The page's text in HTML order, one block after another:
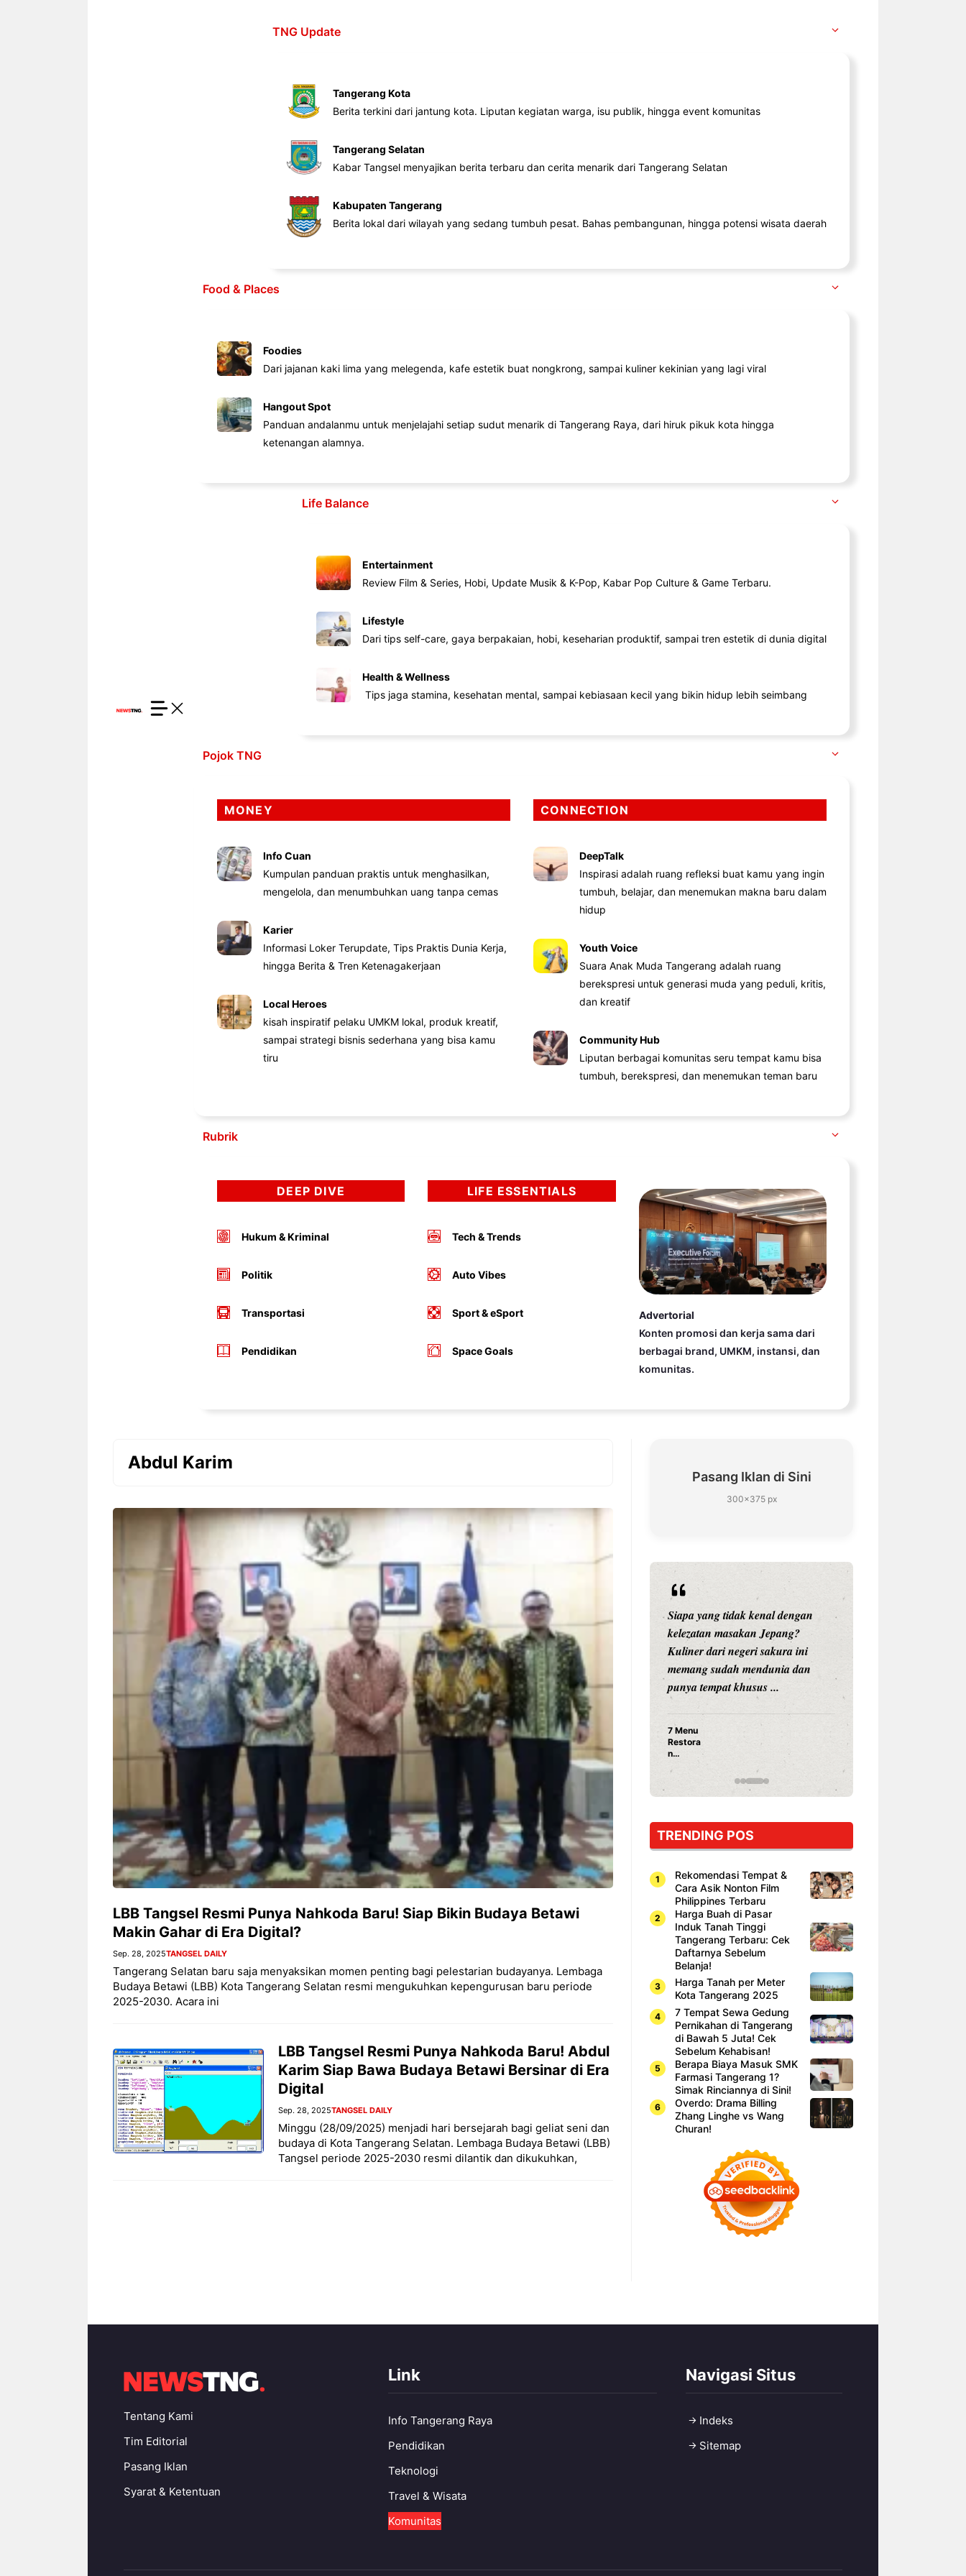
TNG Update
Tangerang Kota
Berita terkini dari jantung kota. Liputan kegiatan warga, isu publik, hingga event komunitas
Tangerang Selatan
Kabar Tangsel menyajikan berita terbaru dan cerita menarik dari Tangerang Selatan
Kabupaten Tangerang
Berita lokal dari wilayah yang sedang tumbuh pesat. Bahas pembangunan, hingga potensi wisata daerah
Food & Places
Foodies
Dari jajanan kaki lima yang melegenda, kafe estetik buat nongkrong, sampai kuliner kekinian yang lagi viral
Hangout Spot
Panduan andalanmu untuk menjelajahi setiap sudut menarik di Tangerang Raya, dari hiruk pikuk kota hingga
ketenangan alamnya.
Life Balance
Entertainment
Review Film & Series, Hobi, Update Musik & K-Pop, Kabar Pop Culture & Game Terbaru.
Lifestyle
Dari tips self-care, gaya berpakaian, hobi, keseharian produktif, sampai tren estetik di dunia digital
Health & Wellness
Tips jaga stamina, kesehatan mental, sampai kebiasaan kecil yang bikin hidup lebih seimbang
Pojok TNG
MONEY
Info Cuan
Kumpulan panduan praktis untuk menghasilkan,
mengelola, dan menumbuhkan uang tanpa cemas
Karier
Informasi Loker Terupdate, Tips Praktis Dunia Kerja,
hingga Berita & Tren Ketenagakerjaan
Local Heroes
kisah inspiratif pelaku UMKM lokal, produk kreatif,
sampai strategi bisnis sederhana yang bisa kamu
tiru
CONNECTION
DeepTalk
Inspirasi adalah ruang refleksi buat kamu yang ingin
tumbuh, belajar, dan menemukan makna baru dalam
hidup
Youth Voice
Suara Anak Muda Tangerang adalah ruang
berekspresi untuk generasi muda yang peduli, kritis,
dan kreatif
Community Hub
Liputan berbagai komunitas seru tempat kamu bisa
tumbuh, berekspresi, dan menemukan teman baru
Rubrik
DEEP DIVE
Hukum & Kriminal
Politik
Transportasi
Pendidikan
LIFE ESSENTIALS
Tech & Trends
Auto Vibes
Sport & eSport
Space Goals
Advertorial
Konten promosi dan kerja sama dari
berbagai brand, UMKM, instansi, dan
komunitas.
Abdul Karim
LBB Tangsel Resmi Punya Nahkoda Baru! Siap Bikin Budaya Betawi
Makin Gahar di Era Digital?
Sep. 28, 2025TANGSEL DAILY
Tangerang Selatan baru saja menyaksikan momen penting bagi pelestarian budayanya. Lembaga
Budaya Betawi (LBB) Kota Tangerang Selatan resmi mengukuhkan kepengurusan baru periode
2025-2030. Acara ini
LBB Tangsel Resmi Punya Nahkoda Baru! Abdul
Karim Siap Bawa Budaya Betawi Bersinar di Era
Digital
Sep. 28, 2025TANGSEL DAILY
Minggu (28/09/2025) menjadi hari bersejarah bagi geliat seni dan
budaya di Kota Tangerang Selatan. Lembaga Budaya Betawi (LBB)
Tangsel periode 2025-2030 resmi dilantik dan dikukuhkan,
Pasang Iklan di Sini
300×375 px
Siapa sangka, dua nama besar di
dunia hiburan, Nunung Srimulat
dan Vicky Prasetyo, kini merambah
dunia kuliner dengan membuka
Nunung Srimulat & Vicky
Prasetyo Buka Restoran
Ayam Panggang! Cuma Rp
15 Ribu, Resep Rahasia
Bandung – Menyambut pergantian
tahun 2026, restoran all you can
eat Kakkoii All You Can Eat
Bandung menghadirkan
penawaran spesial ...
Sambut 2026, Kakkoii
Bandung Hadirkan Pesta All
You Can Eat Mulai Rp
Pernah gak sih kamu mulai
ngerjain sesuatu cuma buat iseng-
iseng, eh ternyata malah jadi
peluang bisnis yang
menguntungkan? Nah, itulah ...
Dari Iseng Jadi Cuan: Kisah
TUM_ATUL yang Ubah
Hampers Jadi Bisnis Kece
Siapa yang tidak kenal dengan
kelezatan masakan Jepang?
Kuliner dari negeri sakura ini
memang sudah mendunia dan
punya tempat khusus ...
7 Menu
Restora
n
yang
Dicoba,
Cuma
Sushi!
TRENDING POS
Rekomendasi Tempat &
Cara Asik Nonton Film
Philippines Terbaru
Harga Buah di Pasar
Induk Tanah Tinggi
Tangerang Terbaru: Cek
Daftarnya Sebelum
Belanja!
Harga Tanah per Meter
Kota Tangerang 2025
7 Tempat Sewa Gedung
Pernikahan di Tangerang
di Bawah 5 Juta! Cek
Sebelum Kehabisan!
Berapa Biaya Masuk SMK
Farmasi Tangerang 1?
Simak Rinciannya di Sini!
Overdo: Drama Billing
Zhang Linghe vs Wang
Churan!
Tentang Kami
Tim Editorial
Pasang Iklan
Syarat & Ketentuan
Link
Info Tangerang Raya
Pendidikan
Teknologi
Travel & Wisata
Komunitas
Navigasi Situs
Indeks
Sitemap